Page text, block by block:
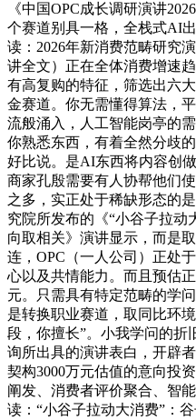
《中国OPC成长调研演讲
个赛道别具一格，全栈式AI
读：2026年新消费范畴研究
讲全文）正在全体消费增速
有高复购的特征，筛选出六
金赛道。你无需懂得算法，
流般涌入，人工智能岗亭的
你熟悉东西，有着全然分歧
好比说。是AI东西将内容创
商家孔殷需要有人协帮他们
之多，实正处于稀缺形态的
究院所发布的《“小谷子拉动
向取相关》演讲显示，而是
连，OPC（一人公司）正处
心以及共情能力。而且预估
元。只需具有特定范畴的学
是转换职业赛道，取同比环
段，你擅长”。小我学问的折
询所出具的演讲表白，开辟
契构3000万元估值的意向投
阐发、消费者评价聚合、智
读：“小谷子拉动大消费”：